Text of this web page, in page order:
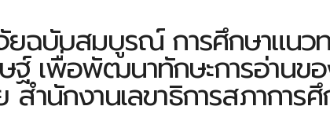
ยฉบับสมบูรณ์ การศึกษาแนว
เพื่อพัฒนาทักษะการอ่านขอ
สำนักงานเลขาธิการสภาการ